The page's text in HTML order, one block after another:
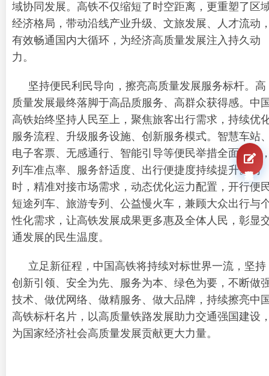
域协同发展。高铁不仅缩短了时空距离，更重塑了区
经济格局，带动沿线产业升级、文旅发展、人才流动
有效畅通国内大循环，为经济高质量发展注入持久动
力。
坚持便民利民导向，擦亮高质量发展服务标杆。高
质量发展最终落脚于高品质服务、高群众获得感。中
高铁始终坚持人民至上，聚焦旅客出行需求，持续优
服务流程、升级服务设施、创新服务模式。智慧车站
电子客票、无感通行、智能引导等便民举措全面普及
列车准点率、服务舒适度、出行便捷度持续提升。同
时，精准对接市场需求，动态优化运力配置，开行便
短途列车、旅游专列、公益慢火车，兼顾大众出行与
性化需求，让高铁发展成果更多惠及全体人民，彰显
通发展的民生温度。
立足新征程，中国高铁将持续对标世界一流，坚持
创新引领、安全为先、服务为本、绿色为要，不断做
技术、做优网络、做精服务、做大品牌，持续擦亮中
高铁标杆名片，以高质量铁路发展助力交通强国建设
为国家经济社会高质量发展贡献更大力量。
我要报名